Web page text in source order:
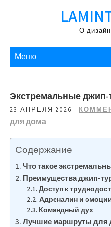
О
Меню
Экстремальные
23 АПРЕЛЯ 2026
для дома
Содержание
Что такое
Преимущества джип-
Доступ к
Адреналин и эмоции
Командный дух
Лучшие маршруты для